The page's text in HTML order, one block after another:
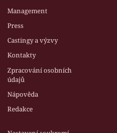
Management
Press
Castingy a výzvy
Kontakty
Zpracování osobních
údajů
Nápověda
Redakce